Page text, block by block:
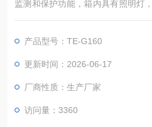
监测和保护功能，箱内具有照明灯
用于药物、食品加工、纺织等行业
产品型号：TE-G160
更新时间：2026-06-17
厂商性质：生产厂家
访问量：3360